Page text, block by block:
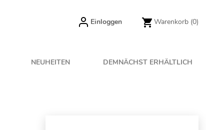
Einloggen Warenkorb (0)
NEUHEITEN DEMNÄCHST ERHÄLTLICH